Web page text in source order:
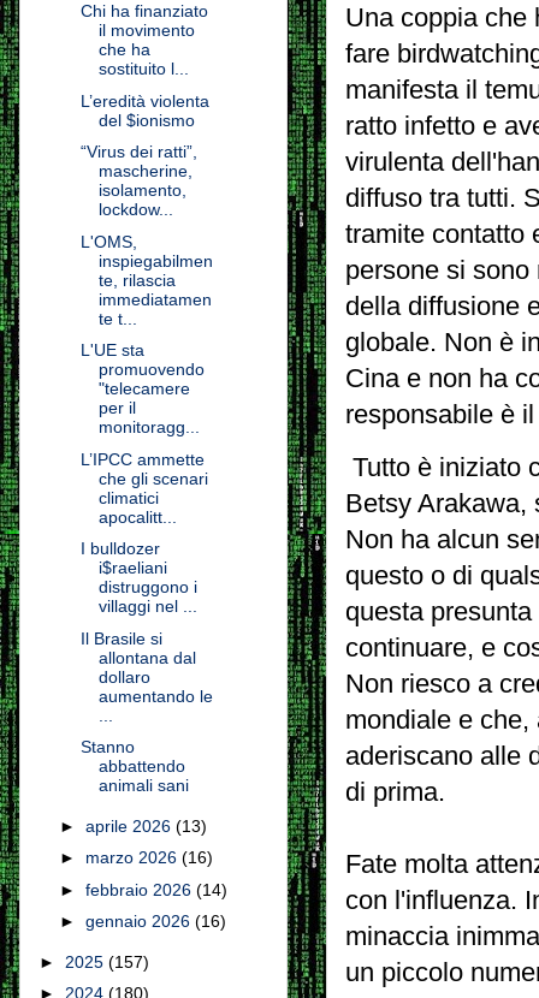
Una coppia che
fare
manifesta il
ratto infetto e
virulenta
diffuso tra tutti.
tramite contatto
persone si
della diffusione
globale. Non è
Cina e non ha
responsabile è
Tutto è iniziato
Betsy Arakawa,
Non ha alcun
questo o di
questa
continuare, e
Non riesco a
mondiale e
aderiscano alle
di prima.
Fate molta
con l'influenza.
minaccia
un piccolo
Chi ha finanziato
il movimento
che ha
sostituito l...
L’eredità violenta
del $ionismo
“Virus dei ratti”,
mascherine,
isolamento,
lockdow...
L'OMS,
inspiegabilmen
te, rilascia
immediatamen
te t...
L'UE sta
promuovendo
"telecamere
per il
monitoragg...
L’IPCC ammette
che gli scenari
climatici
apocalitt...
I bulldozer
i$raeliani
distruggono i
villaggi nel ...
Il Brasile si
allontana dal
dollaro
aumentando le
Stanno
abbattendo
animali sani
► aprile 2026 (13)
► marzo 2026 (16)
► febbraio 2026 (14)
► gennaio 2026 (16)
► 2025 (157)
► 2024 (180)